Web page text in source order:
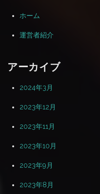
ホーム
運営者紹介
アーカイブ
2024年3月
2023年12月
2023年11月
2023年10月
2023年9月
2023年8月